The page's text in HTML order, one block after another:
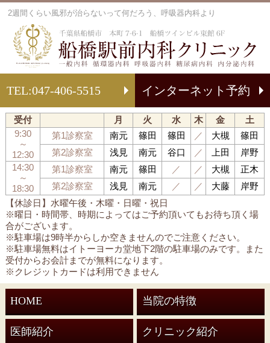
2週間くらい風邪が治らないって何だろう、呼吸器内科より
TEL:047-406-5515 インターネット予約
【休診日】水曜午後・木曜・日曜・祝日
※曜日・時間帯、時期によってはご予約頂いてもお待ち頂く場
合がございます。
※駐車場は9時半からしか空きませんのでご注意ください。
※駐車場無料はイトーヨーカ堂地下2階の駐車場のみです。また
受付からお会計までが無料になります。
※クレジットカードは利用できません
受付 月 火 水 木 金
土
9:30
～
12:30
第1診察室 南元 篠田 篠田 ／ 大槻
篠田
第2診察室
浅見 南元 谷口 ／ 上田
岸野
14:30
～
18:30
第1診察室 南元 篠田 ／ ／ 大槻
正木
第2診察室
浅見 南元 ／ ／ 大藤 岸野
HOME 当院の特徴
医師紹介 クリニック紹介